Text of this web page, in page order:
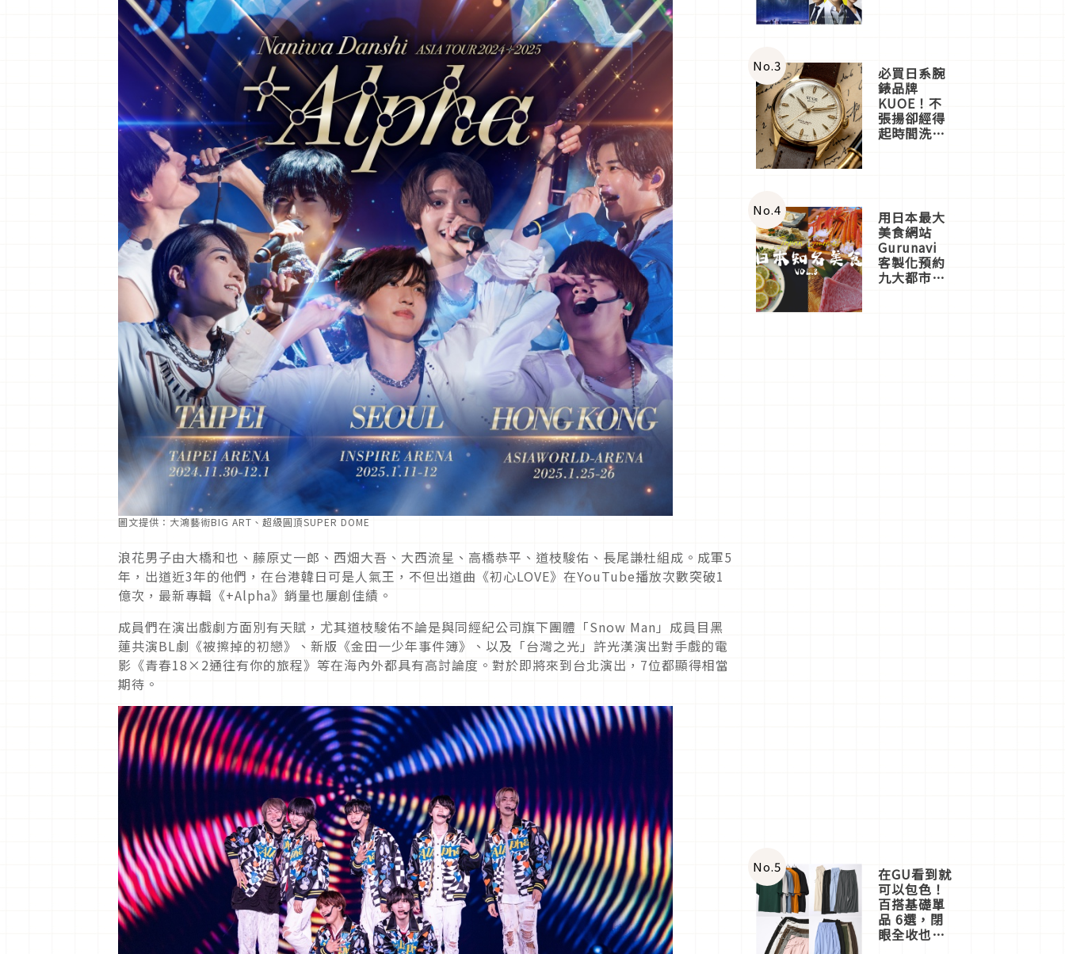
圖文提供：大鴻藝術BIG ART、超級圓頂SUPER DOME
浪花男子由大橋和也、藤原丈一郎、西畑大吾、大西流星、高橋恭平、道枝駿佑、長尾謙杜組成。成軍5
年，出道近3年的他們，在台港韓日可是人氣王，不但出道曲《初心LOVE》在YouTube播放次數突破1
億次，最新專輯《+Alpha》銷量也屢創佳績。
成員們在演出戲劇方面別有天賦，尤其道枝駿佑不論是與同經紀公司旗下團體「Snow Man」成員目黑
蓮共演BL劇《被擦掉的初戀》、新版《金田一少年事件簿》、以及「台灣之光」許光漢演出對手戲的電
影《青春18×2通往有你的旅程》等在海內外都具有高討論度。對於即將來到台北演出，7位都顯得相當
期待。
No.3 必買日系腕
錶品牌
KUOE！不
張揚卻經得
起時間洗鍊
No.4 用日本最大
美食網站
Gurunavi
客製化預約
九大都市餐
No.5 在GU看到就
可以包色！
百搭基礎單
品 6選，閉
眼全收也不